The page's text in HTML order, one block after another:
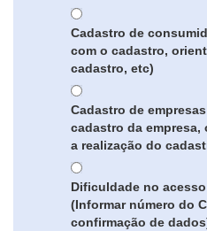
Cadastro de
com o cadastro,
cadastro, etc)
Cadastro de
cadastro da
a realização do
Dificuldade no
(Informar número do
confirmação de